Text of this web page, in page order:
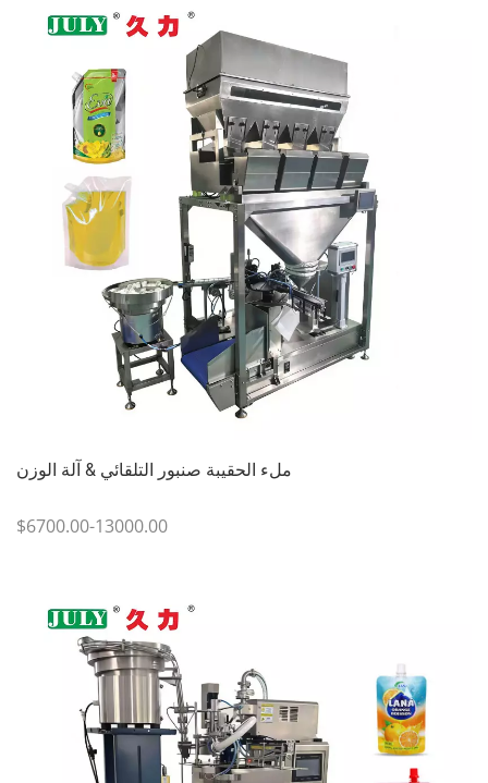
ملء الحقيبة صنبور التلقائي & آلة الوزن
$6700.00-13000.00